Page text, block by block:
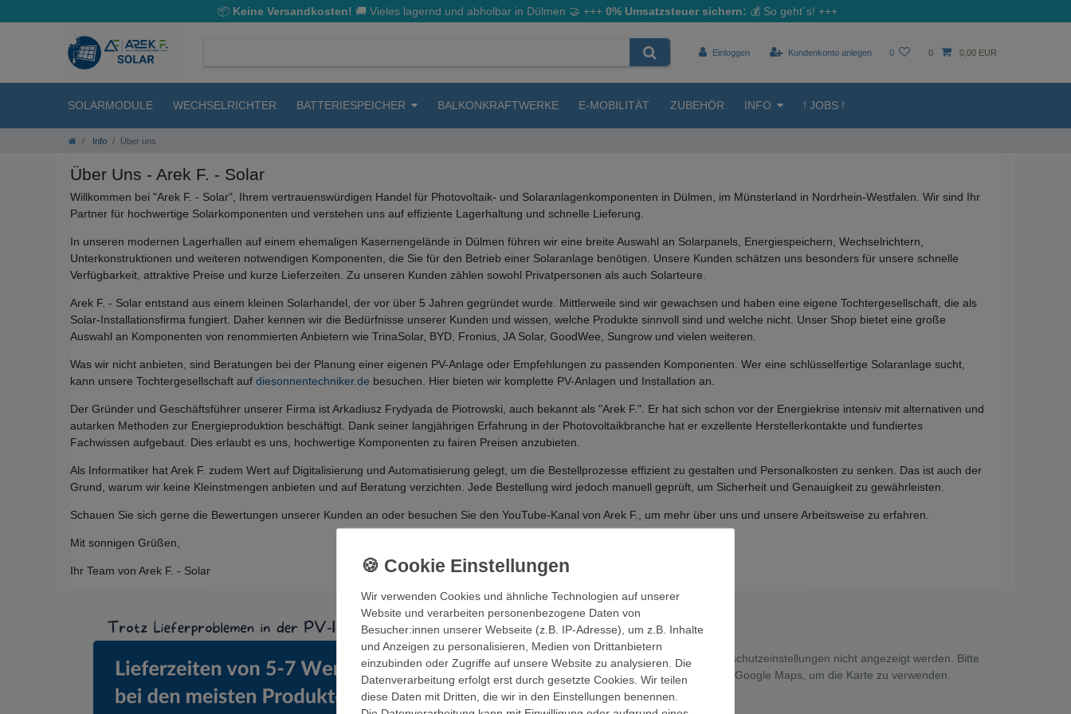
📦Keine Versandkosten! 🚚 Vieles lagernd und abholbar in Dülmen 🤝 +++ 0% Umsatzsteuer sichern: 💰 So geht´s! +++
Einloggen Kundenkonto anlegen 0 0 0,00 EUR
SOLARMODULE WECHSELRICHTER BATTERIESPEICHER BALKONKRAFTWERKE E-MOBILITÄT ZUBEHÖR INFO ! JOBS !
Info Über uns
Über Uns - Arek F. - Solar
Willkommen bei "Arek F. - Solar", Ihrem vertrauenswürdigen Handel für Photovoltaik- und Solaranlagenkomponenten in Dülmen, im Münsterland in Nordrhein-Westfalen. Wir sind Ihr
Partner für hochwertige Solarkomponenten und verstehen uns auf effiziente Lagerhaltung und schnelle Lieferung.
In unseren modernen Lagerhallen auf einem ehemaligen Kasernengelände in Dülmen führen wir eine breite Auswahl an Solarpanels, Energiespeichern, Wechselrichtern,
Unterkonstruktionen und weiteren notwendigen Komponenten, die Sie für den Betrieb einer Solaranlage benötigen. Unsere Kunden schätzen uns besonders für unsere schnelle
Verfügbarkeit, attraktive Preise und kurze Lieferzeiten. Zu unseren Kunden zählen sowohl Privatpersonen als auch Solarteure.
Arek F. - Solar entstand aus einem kleinen Solarhandel, der vor über 5 Jahren gegründet wurde. Mittlerweile sind wir gewachsen und haben eine eigene Tochtergesellschaft, die als
Solar-Installationsfirma fungiert. Daher kennen wir die Bedürfnisse unserer Kunden und wissen, welche Produkte sinnvoll sind und welche nicht. Unser Shop bietet eine große
Auswahl an Komponenten von renommierten Anbietern wie TrinaSolar, BYD, Fronius, JA Solar, GoodWee, Sungrow und vielen weiteren.
Was wir nicht anbieten, sind Beratungen bei der Planung einer eigenen PV-Anlage oder Empfehlungen zu passenden Komponenten. Wer eine schlüsselfertige Solaranlage sucht,
kann unsere Tochtergesellschaft auf diesonnentechniker.de besuchen. Hier bieten wir komplette PV-Anlagen und Installation an.
Der Gründer und Geschäftsführer unserer Firma ist Arkadiusz Frydyada de Piotrowski, auch bekannt als "Arek F.". Er hat sich schon vor der Energiekrise intensiv mit alternativen und
autarken Methoden zur Energieproduktion beschäftigt. Dank seiner langjährigen Erfahrung in der Photovoltaikbranche hat er exzellente Herstellerkontakte und fundiertes
Fachwissen aufgebaut. Dies erlaubt es uns, hochwertige Komponenten zu fairen Preisen anzubieten.
Als Informatiker hat Arek F. zudem Wert auf Digitalisierung und Automatisierung gelegt, um die Bestellprozesse effizient zu gestalten und Personalkosten zu senken. Das ist auch der
Grund, warum wir keine Kleinstmengen anbieten und auf Beratung verzichten. Jede Bestellung wird jedoch manuell geprüft, um Sicherheit und Genauigkeit zu gewährleisten.
Schauen Sie sich gerne die Bewertungen unserer Kunden an oder besuchen Sie den YouTube-Kanal von Arek F., um mehr über uns und unsere Arbeitsweise zu erfahren.
Mit sonnigen Grüßen,
Ihr Team von Arek F. - Solar
Die Karte kann aufgrund ihrer Datenschutzeinstellungen nicht angezeigt werden. Bitte
akzeptieren Sie die Verwendung von Google Maps, um die Karte zu verwenden.
Wir verwenden Cookies und ähnliche Technologien auf unserer
Website und verarbeiten personenbezogene Daten von
Besucher:innen unserer Webseite (z.B. IP-Adresse), um z.B. Inhalte
und Anzeigen zu personalisieren, Medien von Drittanbietern
einzubinden oder Zugriffe auf unsere Website zu analysieren. Die
Datenverarbeitung erfolgt erst durch gesetzte Cookies. Wir teilen
diese Daten mit Dritten, die wir in den Einstellungen benennen.